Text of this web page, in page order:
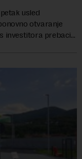
usled
otvaranje
investitora prebacio